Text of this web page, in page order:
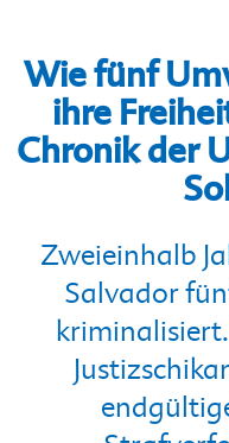
Wie fünf
ihre
Chronik der
Zweieinhalb
Salvador